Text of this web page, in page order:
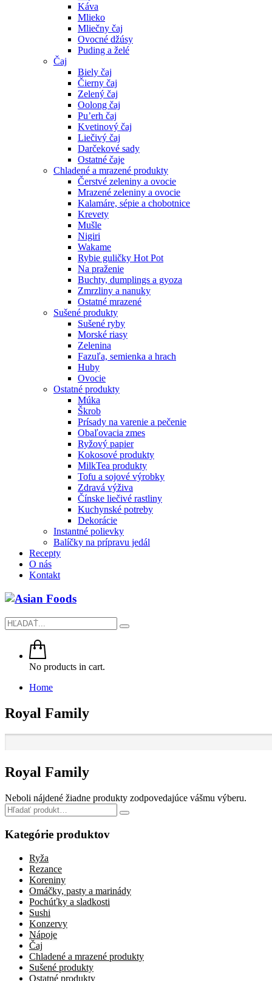
Káva
Mlieko
Mliečny čaj
Ovocné džúsy
Puding a želé
Čaj
Biely čaj
Čierny čaj
Zelený čaj
Oolong čaj
Pu’erh čaj
Kvetinový čaj
Liečivý čaj
Darčekové sady
Ostatné čaje
Chladené a mrazené produkty
Čerstvé zeleniny a ovocie
Mrazené zeleniny a ovocie
Kalamáre, sépie a chobotnice
Krevety
Mušle
Nigiri
Wakame
Rybie guličky Hot Pot
Na praženie
Buchty, dumplings a gyoza
Zmrzliny a nanuky
Ostatné mrazené
Sušené produkty
Sušené ryby
Morské riasy
Zelenina
Fazuľa, semienka a hrach
Huby
Ovocie
Ostatné produkty
Múka
Škrob
Prísady na varenie a pečenie
Obaľovacia zmes
Ryžový papier
Kokosové produkty
MilkTea produkty
Tofu a sojové výrobky
Zdravá výživa
Čínske liečivé rastliny
Kuchynské potreby
Dekorácie
Instantné polievky
Balíčky na prípravu jedál
Recepty
O nás
Kontakt
No products in cart.
Home
Royal Family
Royal Family
Neboli nájdené žiadne produkty zodpovedajúce vášmu výberu.
Search
for:
Kategórie produktov
Ryža
Rezance
Koreniny
Omáčky, pasty a marinády
Pochúťky a sladkosti
Sushi
Konzervy
Nápoje
Čaj
Chladené a mrazené produkty
Sušené produkty
Ostatné produkty